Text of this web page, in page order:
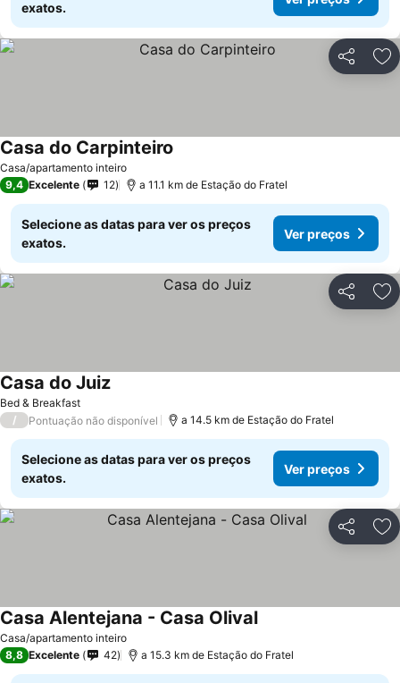
exatos.
Partilhar
Casa/apartamento inteiro
Casa do Carpinteiro
9,4 Excelente 12 a 11.1 km de Estação do Fratel
Selecione as datas para ver os preços
exatos.
Ver preços
Partilhar
Bed & Breakfast
Casa do JuizVer preços
/ Pontuação não disponível a 14.5 km de Estação do Fratel
Selecione as datas para ver os preços
exatos.
Ver preços
Partilhar
Casa/apartamento inteiro
Casa Alentejana - Casa OlivalVer preços
8,8 Excelente 42 a 15.3 km de Estação do Fratel